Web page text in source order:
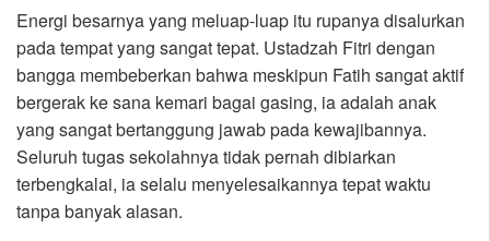
Energi besarnya yang meluap-luap itu rupanya disalurkan
pada tempat yang sangat tepat. Ustadzah Fitri dengan
bangga membeberkan bahwa meskipun Fatih sangat aktif
bergerak ke sana kemari bagai gasing, ia adalah anak
yang sangat bertanggung jawab pada kewajibannya.
Seluruh tugas sekolahnya tidak pernah dibiarkan
terbengkalai, ia selalu menyelesaikannya tepat waktu
tanpa banyak alasan.